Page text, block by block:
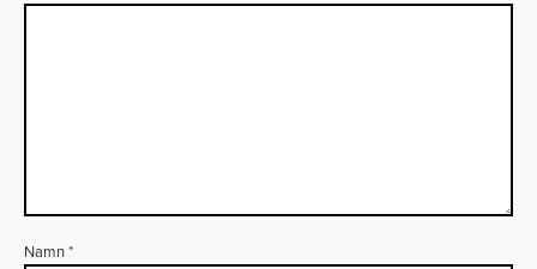
Namn*